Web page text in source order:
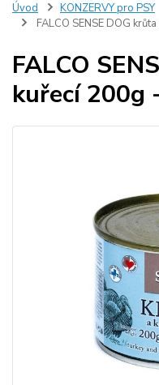
Úvod KONZERVY pro PSY
FALCO SENSE DOG
FALCO
kuřecí 200g